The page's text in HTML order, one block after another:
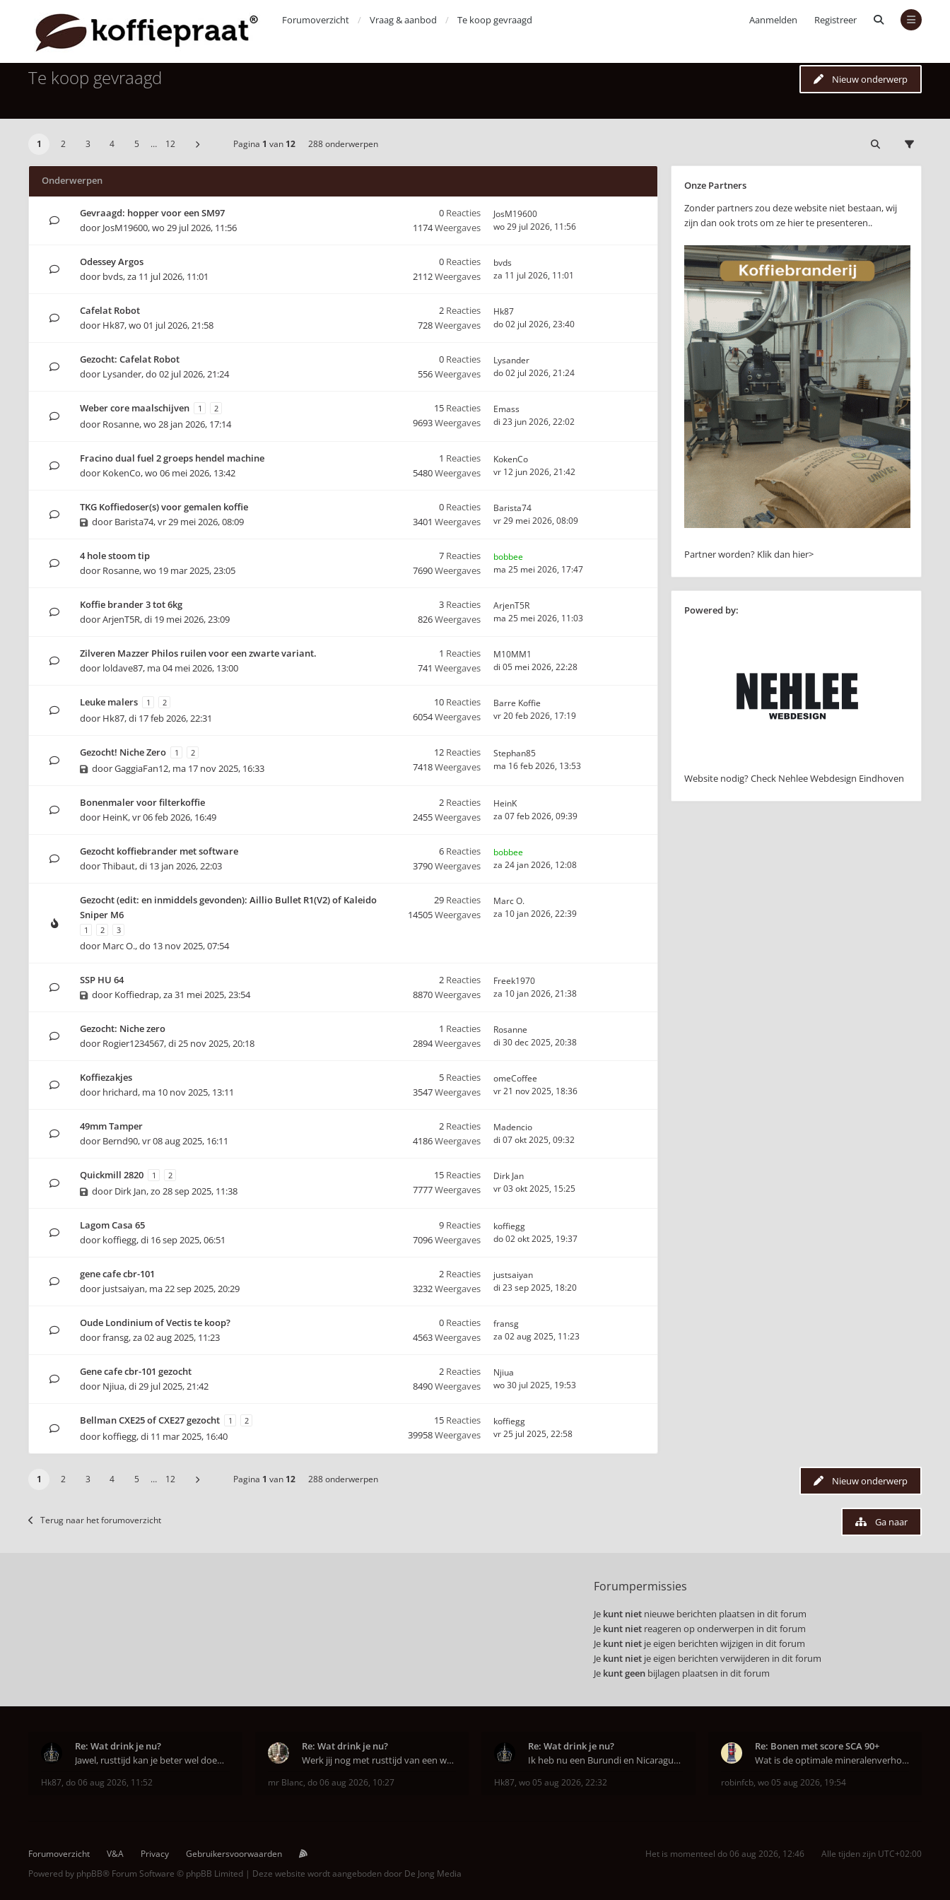
Aanmelden Registreer
Forumoverzicht Vraag & aanbod Te koop gevraagd
Te koop gevraagd Nieuw onderwerp
1 2 3 4 5 … 12 Pagina 1 van 12 288 onderwerpen
Onderwerpen
Gevraagd: hopper voor een SM97
door JosM19600,wo 29 jul 2026, 11:56
0 Reacties
1174Weergaves
JosM19600
wo 29 jul 2026, 11:56
Odessey Argos
door bvds,za 11 jul 2026, 11:01
0 Reacties
2112Weergaves
bvds
za 11 jul 2026, 11:01
Cafelat Robot
door Hk87,wo 01 jul 2026, 21:58
2 Reacties
728Weergaves
Hk87
do 02 jul 2026, 23:40
Gezocht: Cafelat Robot
door Lysander,do 02 jul 2026, 21:24
0 Reacties
556Weergaves
Lysander
do 02 jul 2026, 21:24
Weber core maalschijven 1 2
door Rosanne,wo 28 jan 2026, 17:14
15 Reacties
9693Weergaves
Emass
di 23 jun 2026, 22:02
Fracino dual fuel 2 groeps hendel machine
door KokenCo,wo 06 mei 2026, 13:42
1 Reacties
5480Weergaves
KokenCo
vr 12 jun 2026, 21:42
TKG Koffiedoser(s) voor gemalen koffie
door Barista74,vr 29 mei 2026, 08:09
0 Reacties
3401 Weergaves
Barista74
vr 29 mei 2026, 08:09
4 hole stoom tip
door Rosanne,wo 19 mar 2025, 23:05
7 Reacties
7690Weergaves
bobbee
ma 25 mei 2026, 17:47
Koffie brander 3 tot 6kg
doorArjenT5R,di 19 mei 2026, 23:09
3 Reacties
826Weergaves
ArjenT5R
ma 25 mei 2026, 11:03
Zilveren Mazzer Philos ruilen voor een zwarte variant.
door loldave87, ma 04 mei 2026, 13:00
1 Reacties
741 Weergaves
M10MM1
di 05 mei 2026, 22:28
Leuke malers 1 2
door Hk87,di 17 feb 2026, 22:31
10 Reacties
6054Weergaves
Barre Koffie
vr 20 feb 2026, 17:19
Gezocht! Niche Zero 1 2
doorGaggiaFan12, ma 17 nov 2025, 16:33
12 Reacties
7418Weergaves
Stephan85
ma 16 feb 2026, 13:53
Bonenmaler voor filterkoffie
door HeinK,vr 06 feb 2026, 16:49
2 Reacties
2455Weergaves
HeinK
za 07 feb 2026, 09:39
Gezocht koffiebrander met software
doorThibaut,di 13 jan 2026, 22:03
6 Reacties
3790Weergaves
bobbee
za 24 jan 2026, 12:08
Gezocht (edit: en inmiddels gevonden): Aillio Bullet R1(V2) of Kaleido
Sniper M6
1 2 3
door Marc O.,do 13 nov 2025, 07:54
29 Reacties
14505Weergaves
Marc O.
za 10 jan 2026, 22:39
SSP HU 64
door Koffiedrap,za 31 mei 2025, 23:54
2 Reacties
8870Weergaves
Freek1970
za 10 jan 2026, 21:38
Gezocht: Niche zero
door Rogier1234567,di 25 nov 2025, 20:18
1 Reacties
2894Weergaves
Rosanne
di 30 dec 2025, 20:38
Koffiezakjes
door hrichard, ma 10 nov 2025, 13:11
5 Reacties
3547Weergaves
omeCoffee
vr 21 nov 2025, 18:36
49mm Tamper
door Bernd90,vr 08 aug 2025, 16:11
2 Reacties
4186Weergaves
Madencio
di 07 okt 2025, 09:32
Quickmill 2820 1 2
door Dirk Jan,zo 28 sep 2025, 11:38
15 Reacties
7777Weergaves
Dirk Jan
vr 03 okt 2025, 15:25
Lagom Casa 65
door koffiegg,di 16 sep 2025, 06:51
9 Reacties
7096Weergaves
koffiegg
do 02 okt 2025, 19:37
gene cafe cbr-101
door justsaiyan, ma 22 sep 2025, 20:29
2 Reacties
3232Weergaves
justsaiyan
di 23 sep 2025, 18:20
Oude Londinium of Vectis te koop?
doorfransg,za 02 aug 2025, 11:23
0 Reacties
4563Weergaves
fransg
za 02 aug 2025, 11:23
Gene cafe cbr-101 gezocht
door Njiua,di 29 jul 2025, 21:42
2 Reacties
8490Weergaves
Njiua
wo 30 jul 2025, 19:53
Bellman CXE25 of CXE27 gezocht 1 2
door koffiegg,di 11 mar 2025, 16:40
15 Reacties
39958Weergaves
koffiegg
vr 25 jul 2025, 22:58
Onze Partners
Zonder partners zou deze website niet bestaan, wij
zijn dan ook trots om ze hier te presenteren..
Partner worden? Klik dan hier>
Powered by:
Website nodig? Check Nehlee Webdesign Eindhoven
Nieuw onderwerp
1 2 3 4 5 … 12 Pagina 1 van 12 288 onderwerpen
Terug naar het forumoverzicht Ga naar
Forumpermissies
Je kunt niet nieuwe berichten plaatsen in dit forum
Je kunt niet reageren op onderwerpen in dit forum
Je kunt niet je eigen berichten wijzigen in dit forum
Je kunt niet je eigen berichten verwijderen in dit forum
Je kunt geen bijlagen plaatsen in dit forum
Re: Wat drink je nu?
Jawel, rusttijd kan je beter wel doen anders smaa
Hk87, do 06 aug 2026, 11:52
Re: Wat drink je nu?
Werk jij nog met rusttijd van een week of niet e
mr Blanc, do 06 aug 2026, 10:27
Re: Wat drink je nu?
Ik heb nu een Burundi en Nicaragua van het hoofdkw
Hk87, wo 05 aug 2026, 22:32
Re: Bonen met score SCA 90+
Wat is de optimale mineralenverhouding volgens j
robinfcb, wo 05 aug 2026, 19:54
Forumoverzicht V&A Privacy Gebruikersvoorwaarden Alle tijden zijn UTC+02:00
Het is momenteel do 06 aug 2026, 12:46
Powered by phpBB® Forum Software © phpBB Limited | Deze website wordt aangeboden door De Jong Media